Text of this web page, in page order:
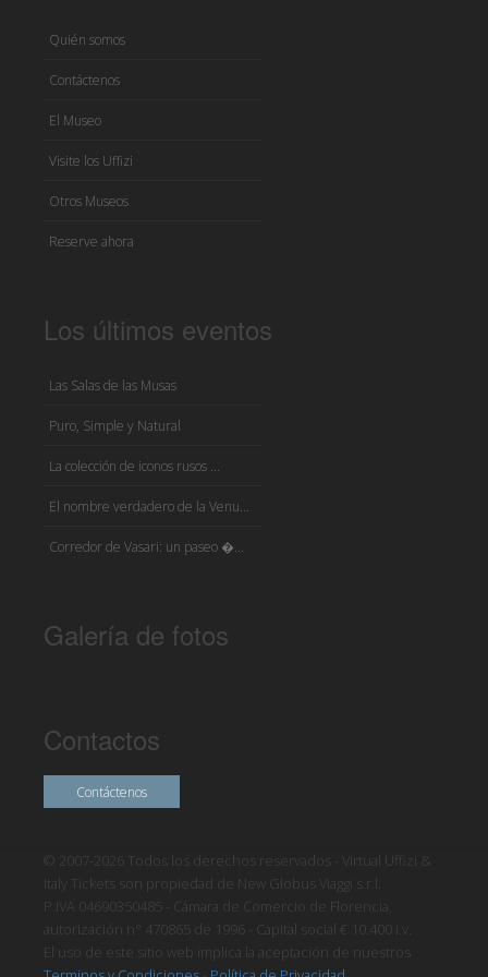
Quién somos
Contáctenos
El Museo
Visite los Uffizi
Otros Museos
Reserve ahora
Los últimos eventos
Las Salas de las Musas
Puro, Simple y Natural
La colección de iconos rusos ...
El nombre verdadero de la Venu...
Corredor de Vasari: un paseo �...
Galería de fotos
Contactos
Contáctenos
© 2007-2026 Todos los derechos reservados - Virtual Uffizi &
Italy Tickets son propiedad de New Globus Viaggi s.r.l.
P.IVA 04690350485 - Cámara de Comercio de Florencia,
autorización n° 470865 de 1996 - Capital social € 10.400 i.v.
El uso de este sitio web implica la aceptación de nuestros